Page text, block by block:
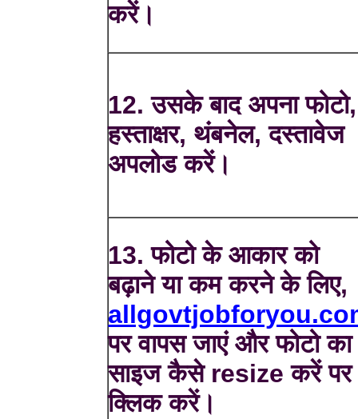
करें।
12. उसके बाद अपना फोटो,
हस्ताक्षर, थंबनेल, दस्तावेज
अपलोड करें।
13. फोटो के आकार को
बढ़ाने या कम करने के लिए,
पर वापस जाएं और फोटो का
साइज कैसे resize करें पर
क्लिक करें।